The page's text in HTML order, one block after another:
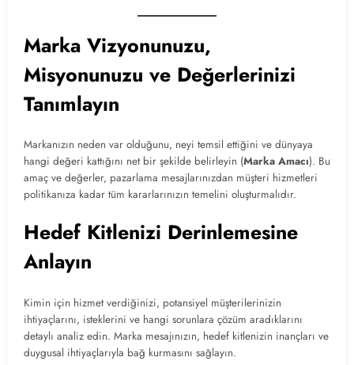
Marka Vizyonunuzu,
Misyonunuzu ve Değerlerinizi
Tanımlayın
Markanızın neden var olduğunu, neyi temsil ettiğini ve dünyaya
hangi değeri kattığını net bir şekilde belirleyin (Marka Amacı). Bu
amaç ve değerler, pazarlama mesajlarınızdan müşteri hizmetleri
politikanıza kadar tüm kararlarınızın temelini oluşturmalıdır.
Hedef Kitlenizi Derinlemesine
Anlayın
Kimin için hizmet verdiğinizi, potansiyel müşterilerinizin
ihtiyaçlarını, isteklerini ve hangi sorunlara çözüm aradıklarını
detaylı analiz edin. Marka mesajınızın, hedef kitlenizin inançları ve
duygusal ihtiyaçlarıyla bağ kurmasını sağlayın.